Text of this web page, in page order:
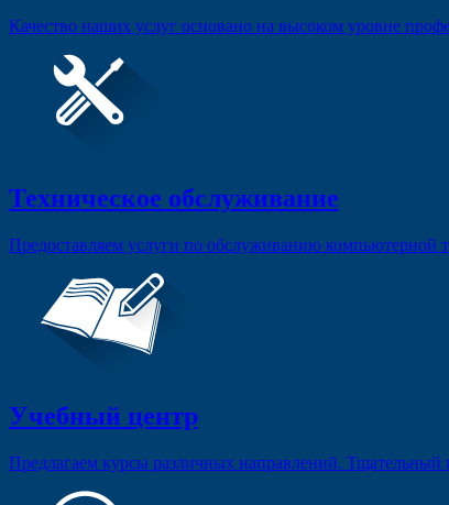
Качество наших услуг основано на высоком уровне
Техническое обслуживание
Предоставляем услуги по обслуживанию компьютерной
Учебный центр
Предлагаем курсы различных направлений. Тщательный